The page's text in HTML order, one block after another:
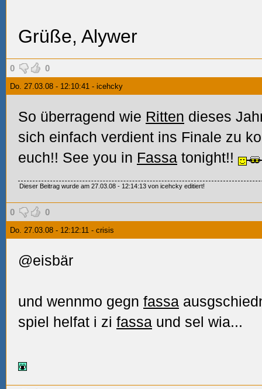
Grüße, Alywer
0 0
Do. 27.03.08 - 12:10:41 - icehcky
So überragend wie Ritten dieses
sich einfach verdient ins Finale zu
euch!! See you in Fassa tonight!!
Dieser Beitrag wurde am 27.03.08 - 12:14:13 von icehcky editiert!
0 0
Do. 27.03.08 - 12:12:11 - crisis
@eisbär
und wennmo gegn fassa
spiel helfat i zi fassa und sel wia...